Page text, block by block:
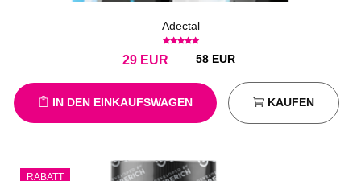
Adectal
EUR
29 58 EUR
IN DEN EINKAUFSWAGEN KAUFEN
RABATT